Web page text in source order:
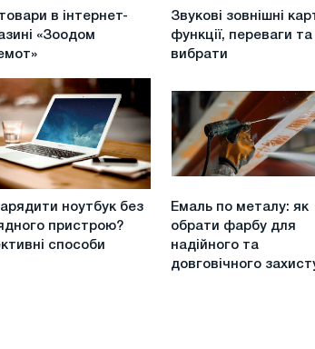
в інтернет-
«Зоодом
Звукові
зовнішні
карти
переваги
та
як
вибрати
Звукові зовнішні
функції, переваги та
вибрати
ноутбук без
пристрою?
способи
Емаль
по
металу:
обрати
Емаль по металу: як
обрати фарбу для
надійного та
довговічного